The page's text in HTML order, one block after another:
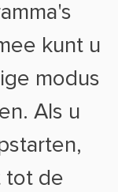
kunt u
modus
Als u
tot de